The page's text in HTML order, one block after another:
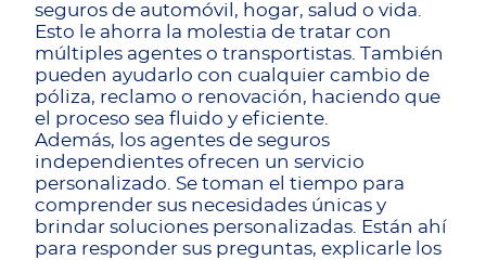
seguros de automóvil, hogar, salud o vida.
Esto le ahorra la molestia de tratar con
múltiples agentes o transportistas. También
pueden ayudarlo con cualquier cambio de
póliza, reclamo o renovación, haciendo que
el proceso sea fluido y eficiente.
Además, los agentes de seguros
independientes ofrecen un servicio
personalizado. Se toman el tiempo para
comprender sus necesidades únicas y
brindar soluciones personalizadas. Están ahí
para responder sus preguntas, explicarle los